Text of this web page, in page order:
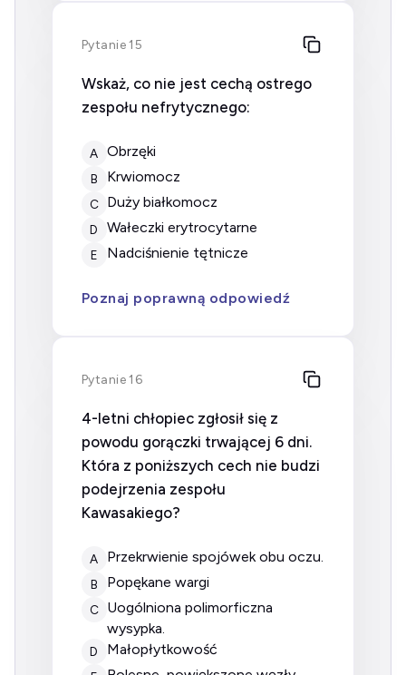
Pytanie 15
Wskaż, co nie jest cechą ostrego
zespołu nefrytycznego:
A Obrzęki
B Krwiomocz
C Duży białkomocz
D Wałeczki erytrocytarne
E Nadciśnienie tętnicze
Poznaj poprawną odpowiedź
Pytanie 16
4-letni chłopiec zgłosił się z
powodu gorączki trwającej 6 dni.
Która z poniższych cech nie budzi
podejrzenia zespołu
Kawasakiego?
A Przekrwienie spojówek obu oczu.
B Popękane wargi
C
Uogólniona polimorficzna
wysypka.
D Małopłytkowość